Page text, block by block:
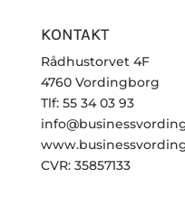
KONTAKT
Rådhustorvet 4F
4760 Vordingborg
Tlf: 55 34 03 93
CVR: 35857133